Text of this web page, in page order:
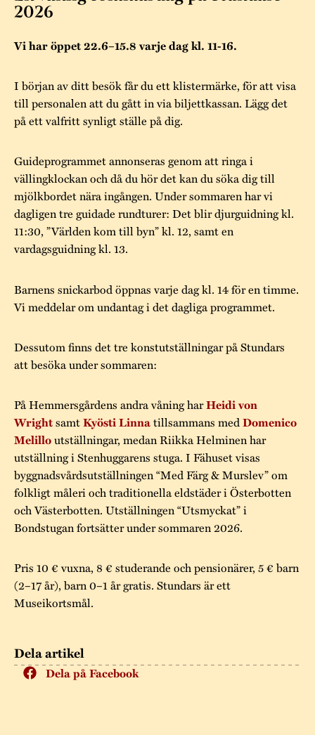
Trygghet
Hållbar utveckling
Kontakta oss
Kalas på Stundars
Stundars teater
Hantverk
Projekt
Stugornas Stundars
Museisamlingarna
Årsberättelser
Stundars
registerbeskrivning
Dela artikel
Dela på Facebook
2026
Vi har öppet 22.6–15.8 varje dag kl. 11-16.
I början av ditt besök får du ett klistermärke, för att visa
till personalen att du gått in via biljettkassan. Lägg det
på ett valfritt synligt ställe på dig.
Guideprogrammet annonseras genom att ringa i
vällingklockan och då du hör det kan du söka dig till
mjölkbordet nära ingången. Under sommaren har vi
dagligen tre guidade rundturer: Det blir djurguidning kl.
11:30, ”Världen kom till byn” kl. 12, samt en
vardagsguidning kl. 13.
Barnens snickarbod öppnas varje dag kl. 14 för en timme.
Vi meddelar om undantag i det dagliga programmet.
Dessutom finns det tre konstutställningar på Stundars
att besöka under sommaren:
På Hemmersgårdens andra våning harHeidi von
WrightsamtKyösti Linnatillsammans medDomenico
Melilloutställningar, medan Riikka Helminen har
utställning i Stenhuggarens stuga. I Fähuset visas
byggnadsvårdsutställningen “Med Färg & Murslev” om
folkligt måleri och traditionella eldstäder i Österbotten
och Västerbotten. Utställningen “Utsmyckat” i
Bondstugan fortsätter under sommaren 2026.
Pris 10 € vuxna, 8 € studerande och pensionärer, 5 € barn
(2–17 år), barn 0–1 år gratis. Stundars är ett
Museikortsmål.